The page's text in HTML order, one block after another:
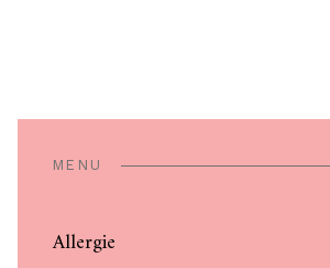
MENU
Allergie